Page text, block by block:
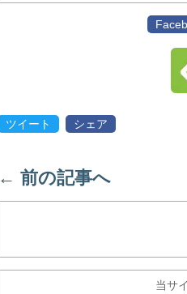
ツイート シェア
← 前の記事へ
当サ